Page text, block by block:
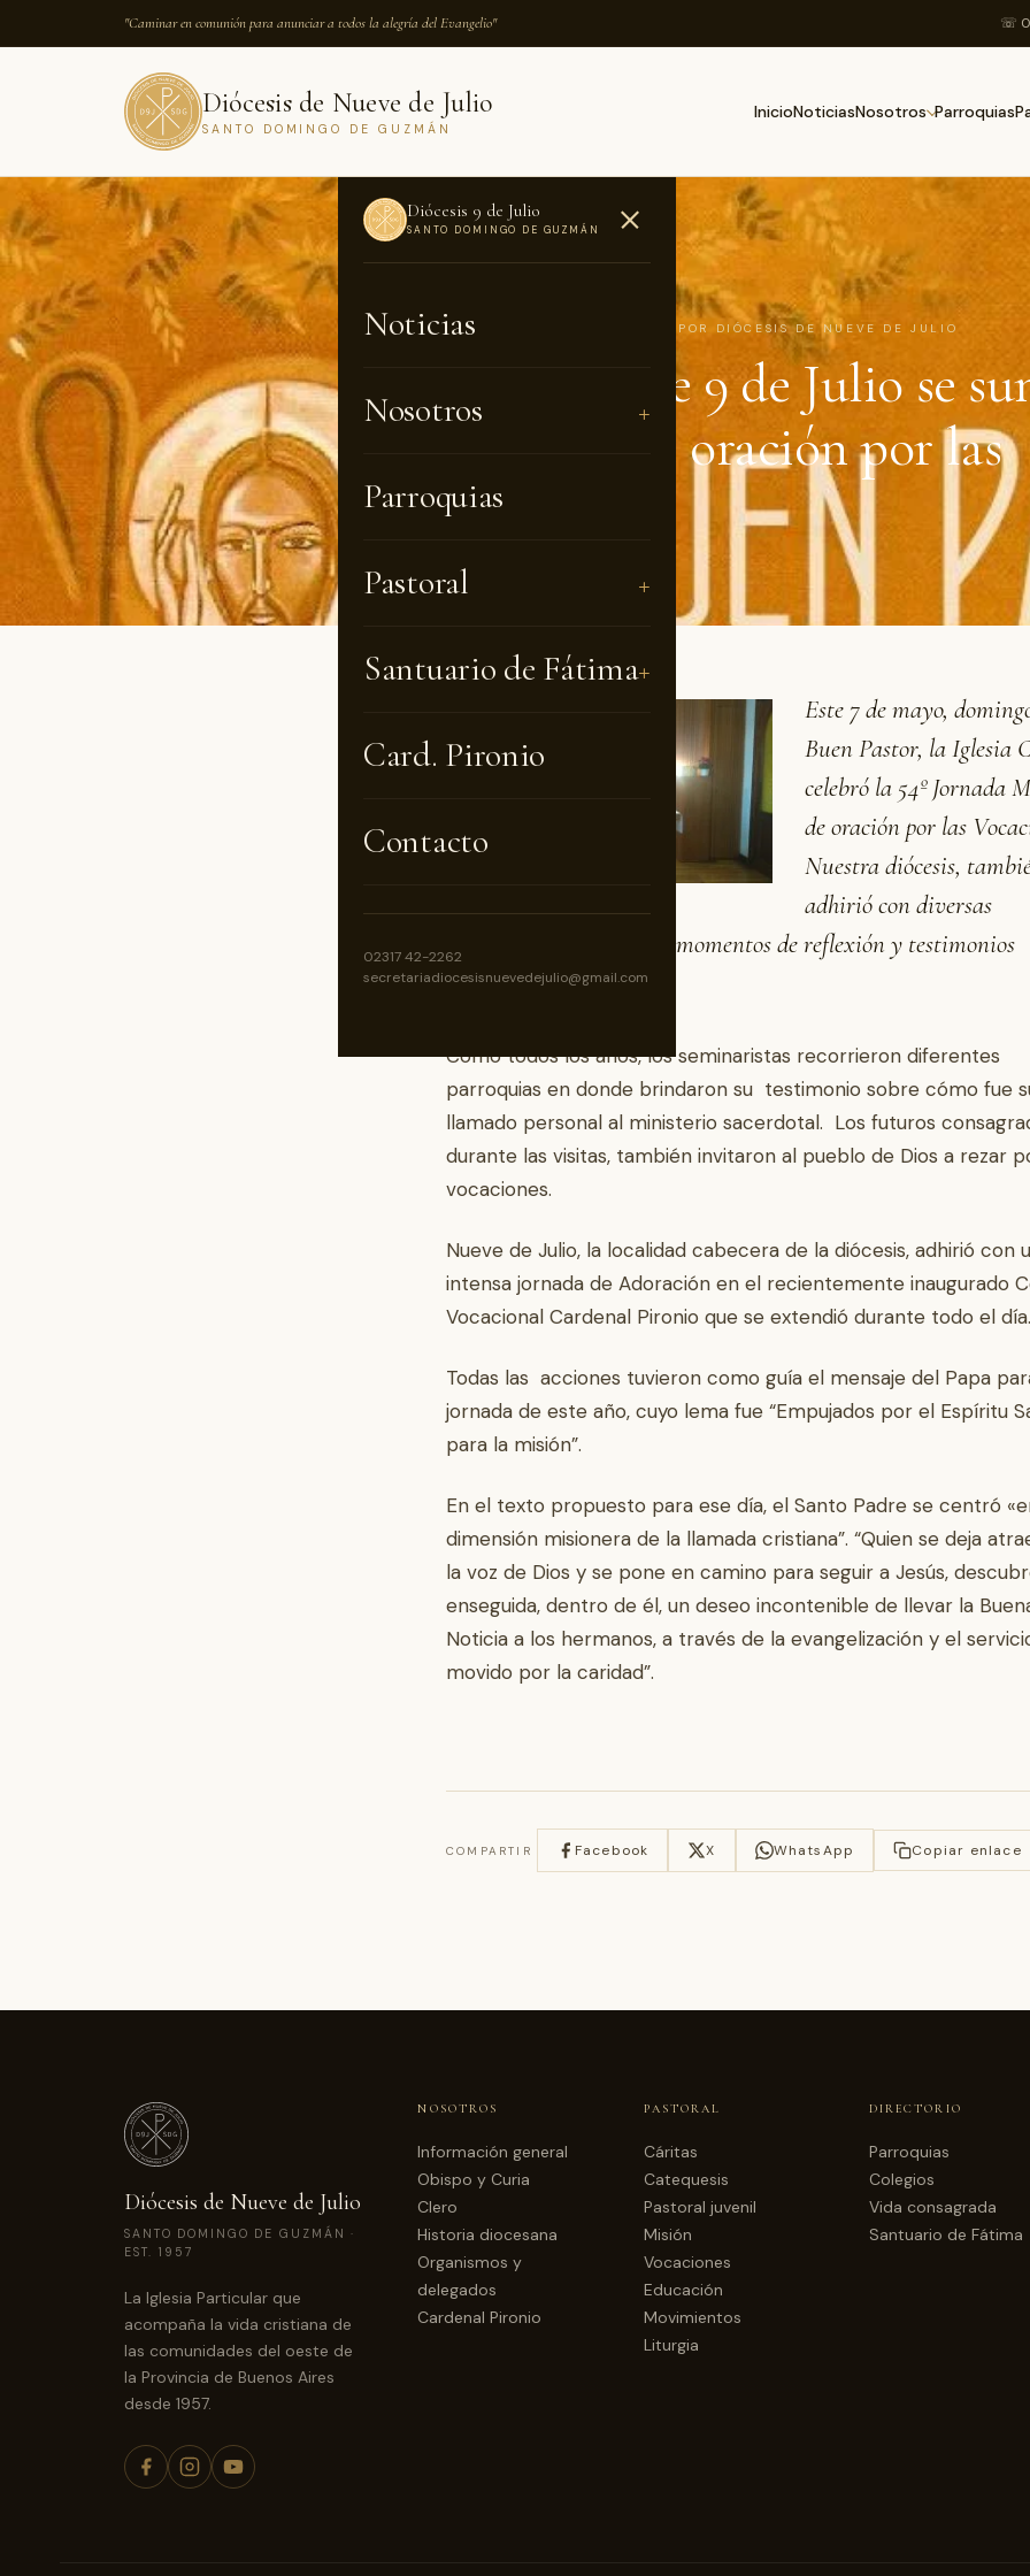
"Caminar en comunión para anunciar a todos la alegría del Evangelio" ☏
Diócesis de Nueve de Julio
SANTO DOMINGO DE GUZMÁN
InicioNoticiasNosotros Parroquias
Diócesis 9 de Julio
SANTO DOMINGO DE GUZMÁN
Noticias
Nosotros
Parroquias
Pastoral
Santuario de Fátima
Card. Pironio
Contacto
02317 42-2262
secretariadiocesisnuevedejulio@gmail.com
NOTICIAS · 08 DE MAYO DE 2017 · POR DIÓCESIS DE NUEVE DE JULIO
La diócesis de 9 de Julio se
la Jornada de oración por las
vocaciones
Este 7 de mayo,
Buen Pastor, la Iglesia
celebró la 54º Jornada
de oración por las
Nuestra diócesis,
adhirió con diversas
actividades como misas, momentos de reflexión y testimonios
vocacionales.
Como todos los años, los seminaristas recorrieron diferentes
parroquias en donde brindaron su testimonio sobre cómo fue
llamado personal al ministerio sacerdotal. Los futuros
durante las visitas, también invitaron al pueblo de Dios a rezar
vocaciones.
Nueve de Julio, la localidad cabecera de la diócesis, adhirió con
intensa jornada de Adoración en el recientemente inaugurado
Vocacional Cardenal Pironio que se extendió durante todo el día.
Todas las acciones tuvieron como guía el mensaje del Papa
jornada de este año, cuyo lema fue “Empujados por el Espíritu
para la misión”.
En el texto propuesto para ese día, el Santo Padre se centró
dimensión misionera de la llamada cristiana”. “Quien se deja
la voz de Dios y se pone en camino para seguir a Jesús,
enseguida, dentro de él, un deseo incontenible de llevar la
Noticia a los hermanos, a través de la evangelización y el
movido por la caridad”.
COMPARTIR Facebook X WhatsApp Copiar enlace
Diócesis de Nueve de Julio
SANTO DOMINGO DE GUZMÁN ·
EST. 1957
La Iglesia Particular que
acompaña la vida cristiana de
las comunidades del oeste de
la Provincia de Buenos Aires
desde 1957.
NOSOTROS
Información general
Obispo y Curia
Clero
Historia diocesana
Organismos y
delegados
Cardenal Pironio
PASTORAL
Cáritas
Catequesis
Pastoral juvenil
Misión
Vocaciones
Educación
Movimientos
Liturgia
DIRECTORIO
Parroquias
Colegios
Vida consagrada
Santuario de Fátima